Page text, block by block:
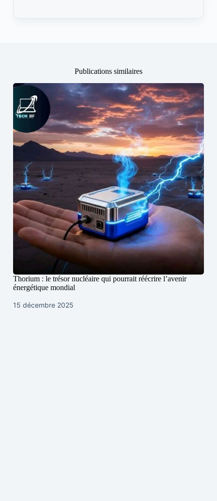
Publications similaires
Thorium : le trésor nucléaire qui pourrait réécrire l’avenir
énergétique mondial
15 décembre 2025